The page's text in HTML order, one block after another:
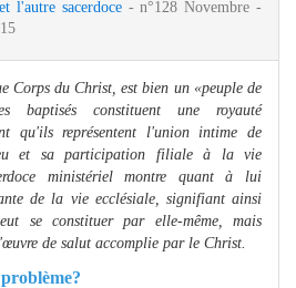
l'autre sacerdoce - n°128 Novembre -
Corps du Christ, est bien un «peuple de
baptisés constituent une royauté
qu'ils représentent l'union intime de
et sa participation filiale à la vie
ministériel montre quant à lui
de la vie ecclésiale, signifiant ainsi
se constituer par elle-même, mais
de salut accomplie par le Christ.